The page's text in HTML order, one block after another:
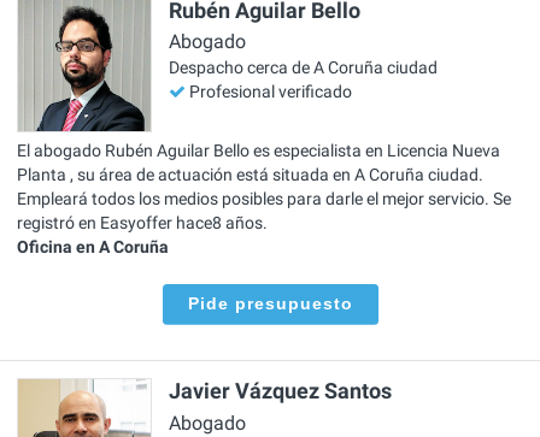
Rubén Aguilar Bello
Abogado
Despacho cerca de A Coruña ciudad
Profesional verificado
El abogado Rubén Aguilar Bello es especialista en Licencia Nueva
Planta , su área de actuación está situada en A Coruña ciudad.
Empleará todos los medios posibles para darle el mejor servicio. Se
registró en Easyoffer hace8 años.
Oficina en A Coruña
Pide presupuesto
Javier Vázquez Santos
Abogado